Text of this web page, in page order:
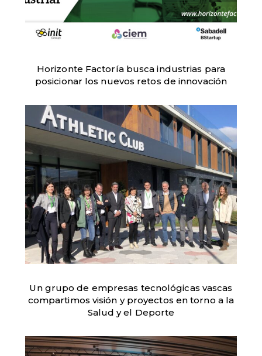
Horizonte Factoría busca industrias para
posicionar los nuevos retos de innovación
Un grupo de empresas tecnológicas vascas
compartimos visión y proyectos en torno a la
Salud y el Deporte